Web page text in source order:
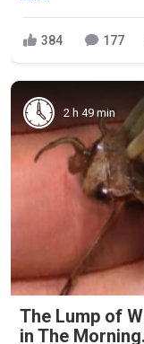
384 177
2 h 49 min
The Lump of
in The